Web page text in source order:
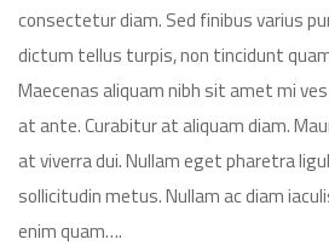
consectetur diam. Sed finibus varius
dictum tellus turpis, non tincidunt
Maecenas aliquam nibh sit amet mi
at ante. Curabitur at aliquam diam.
at viverra dui. Nullam eget pharetra
sollicitudin metus. Nullam ac diam
enim quam….